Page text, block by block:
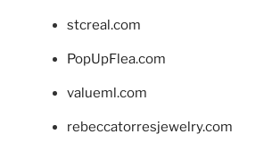
stcreal.com
PopUpFlea.com
valueml.com
rebeccatorresjewelry.com